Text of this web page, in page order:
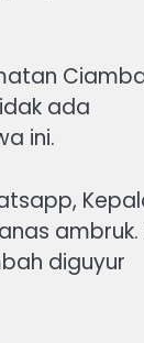
ada
ini.
ambruk.
diguyur